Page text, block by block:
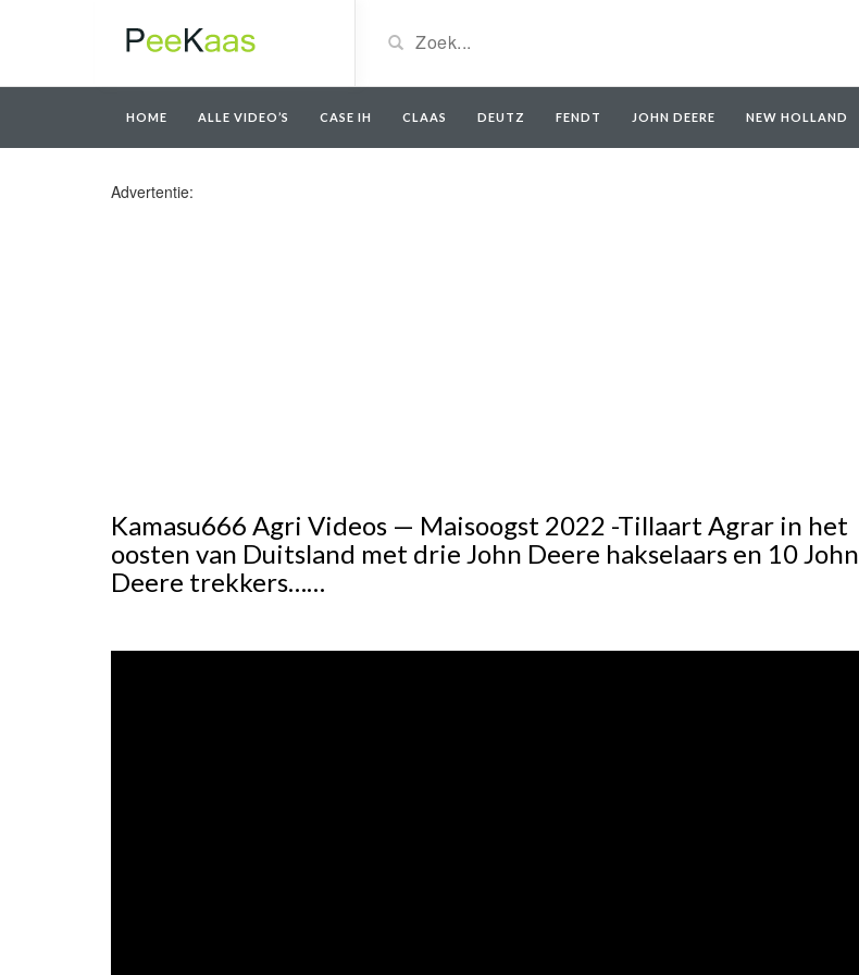
HOME ALLE VIDEO’S CASE IH CLAAS DEUTZ FENDT JOHN DEERE NEW HOLLAND
Advertentie:
Kamasu666 Agri Videos — Maisoogst 2022 -Tillaart Agrar in het
oosten van Duitsland met drie John Deere hakselaars en 10 John
Deere trekkers……